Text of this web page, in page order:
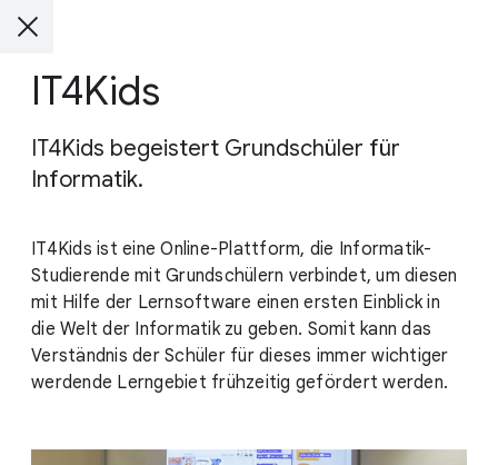
IT4Kids
IT4Kids begeistert Grundschüler für
Informatik.
IT4Kids ist eine Online-Plattform, die Informatik-
Studierende mit Grundschülern verbindet, um diesen
mit Hilfe der Lernsoftware einen ersten Einblick in
die Welt der Informatik zu geben. Somit kann das
Verständnis der Schüler für dieses immer wichtiger
werdende Lerngebiet frühzeitig gefördert werden.